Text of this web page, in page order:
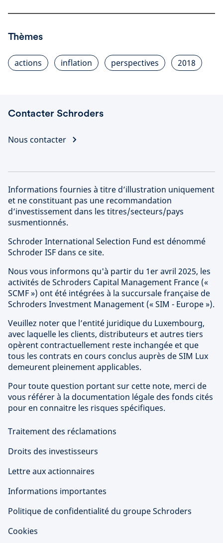
Thèmes
actions inflation perspectives 2018
Contacter Schroders
Nous contacter
Informations fournies à titre d’illustration uniquement
et ne constituant pas une recommandation
d’investissement dans les titres/secteurs/pays
susmentionnés.
Schroder International Selection Fund est dénommé
Schroder ISF dans ce site.
Nous vous informons qu'à partir du 1er avril 2025, les
activités de Schroders Capital Management France («
SCMF ») ont été intégrées à la succursale française de
Schroders Investment Management (« SIM - Europe »).
Veuillez noter que l’entité juridique du Luxembourg,
avec laquelle les clients, distributeurs et autres tiers
opèrent contractuellement reste inchangée et que
tous les contrats en cours conclus auprès de SIM Lux
demeurent pleinement applicables.
Pour toute question portant sur cette note, merci de
vous référer à la documentation légale des fonds cités
pour en connaitre les risques spécifiques.
Traitement des réclamations
Droits des investisseurs
Lettre aux actionnaires
Informations importantes
Politique de confidentialité du groupe Schroders
Cookies